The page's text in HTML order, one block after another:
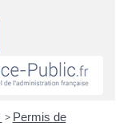
> Permis de